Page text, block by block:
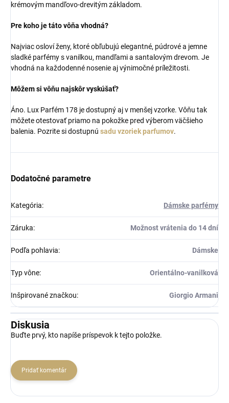
krémovým mandľovo-drevitým základom.
Pre koho je táto vôňa vhodná?
Najviac osloví ženy, ktoré obľubujú elegantné, púdrové a jemne
sladké parfémy s vanilkou, mandľami a santalovým drevom. Je
vhodná na každodenné nosenie aj výnimočné príležitosti.
Môžem si vôňu najskôr vyskúšať?
Áno. Lux Parfém 178 je dostupný aj v menšej vzorke. Vôňu tak
môžete otestovať priamo na pokožke pred výberom väčšieho
balenia. Pozrite si dostupnú sadu vzoriek parfumov.
Dodatočné parametre
Kategória: Dámske parfémy
Záruka: Možnost vrátenia do 14 dní
Podľa pohlavia: Dámske
Typ vône: Orientálno-vanilková
Inšpirované značkou: Giorgio Armani
Diskusia
Buďte prvý, kto napíše príspevok k tejto položke.
Pridať komentár